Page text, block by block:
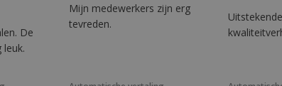
De
leuk.
Mijn medewerkers zijn erg
tevreden.